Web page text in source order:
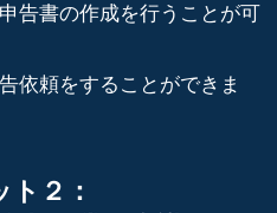
告書の作成を行うことが可
依頼をすることができま
ト２：